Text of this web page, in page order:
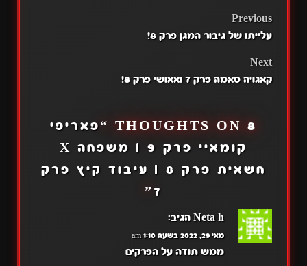
POST
Previous
עלייתו של גיבור המגן פרק 8!
Next
קאגויה סאמה פרק 7 ואאושי פרק 8!
8 THOUGHTS ON “
פאריפי
קומאיי פרק 9 | משפחה X
חשאית פרק 8 | עיבוד קיץ פרק
7
”
Neta h הגיב:
מאי 29, 2022 בשעה 1:10 am
ממש תודה על הפרקים